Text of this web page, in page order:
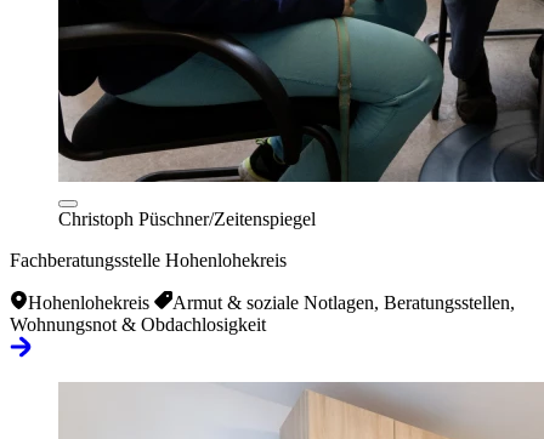
Christoph Püschner/Zeitenspiegel
Fachberatungsstelle Hohenlohekreis
Hohenlohekreis
Armut & soziale Notlagen, Beratungsstellen,
Wohnungsnot & Obdachlosigkeit